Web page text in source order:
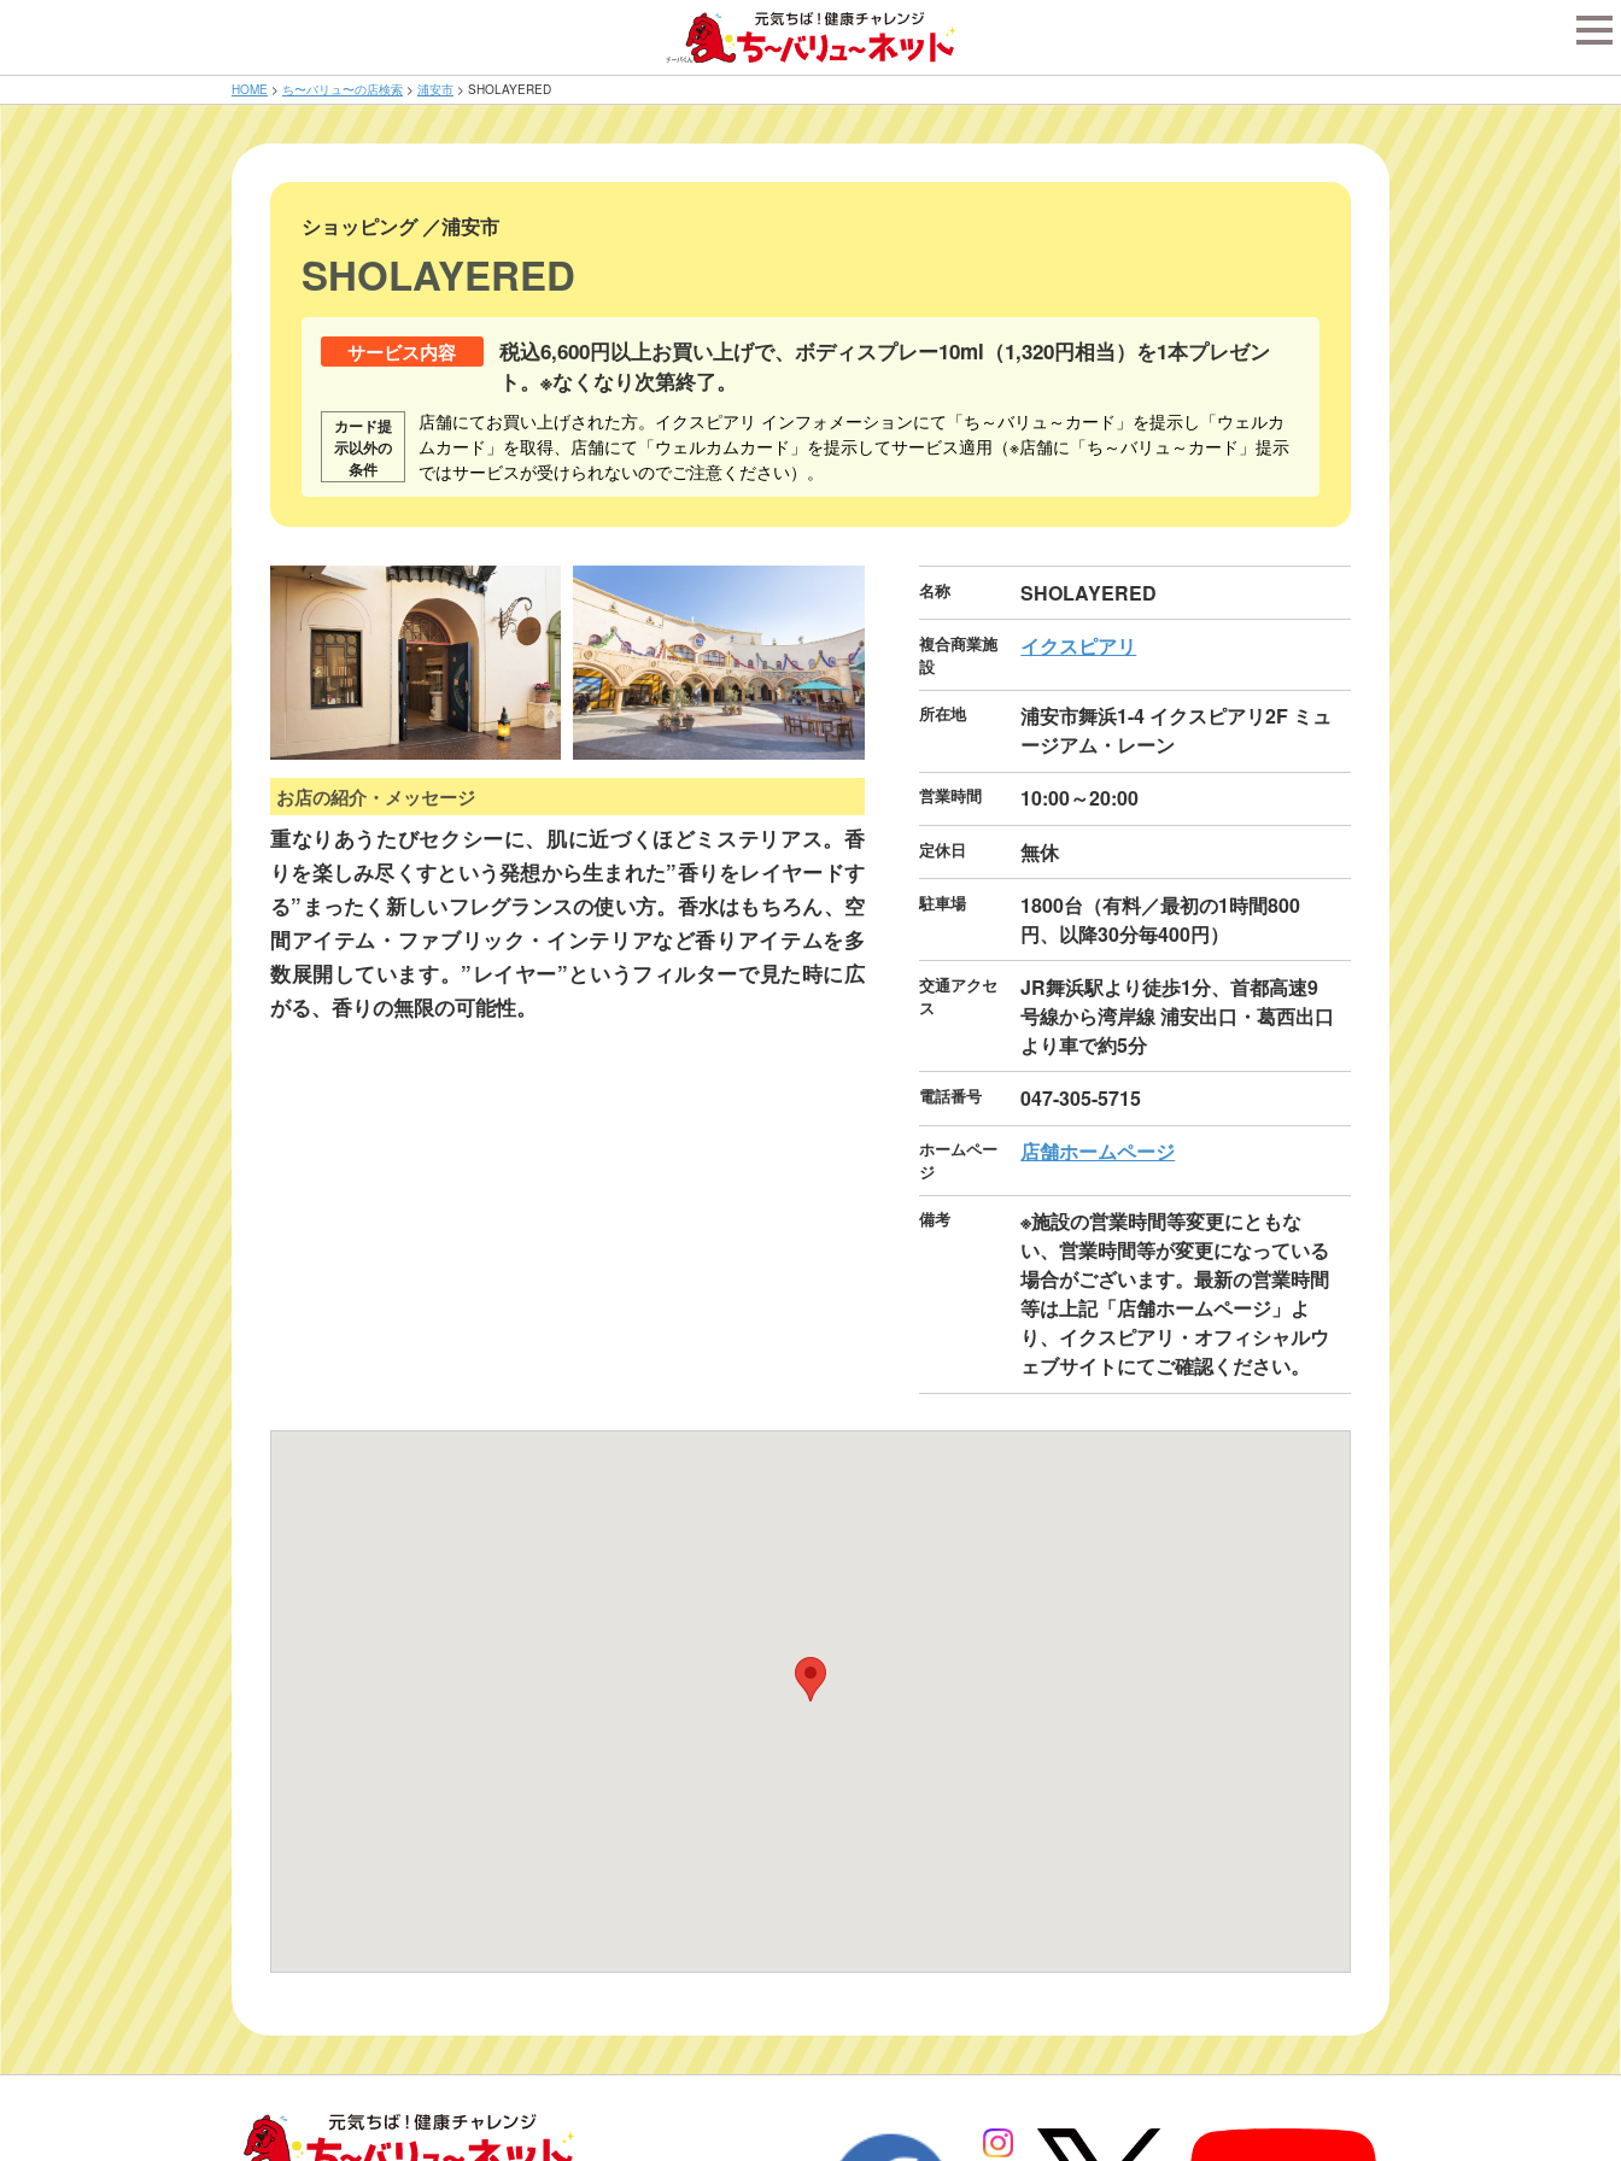
HOME > ち〜バリュ〜の店検索 > 浦安市 > SHOLAYERED
ショッピング ／浦安市
SHOLAYERED
サービス内容
税込6,600円以上お買い上げで、ボディスプレー10ml（1,320円相当）を1本プレゼン
ト。※なくなり次第終了。
カード提
示以外の
条件
店舗にてお買い上げされた方。イクスピアリ インフォメーションにて「ち～バリュ～カード」を提示し「ウェルカ
ムカード」を取得、店舗にて「ウェルカムカード」を提示してサービス適用（※店舗に「ち～バリュ～カード」提示
ではサービスが受けられないのでご注意ください）。
お店の紹介・メッセージ
重なりあうたびセクシーに、肌に近づくほどミステリアス。香
りを楽しみ尽くすという発想から生まれた”香りをレイヤードす
る”まったく新しいフレグランスの使い方。香水はもちろん、空
間アイテム・ファブリック・インテリアなど香りアイテムを多
数展開しています。”レイヤー”というフィルターで見た時に広
がる、香りの無限の可能性。
名称 SHOLAYERED
複合商業施
設
イクスピアリ
所在地
浦安市舞浜1-4 イクスピアリ2F ミュ
ージアム・レーン
営業時間 10:00～20:00
定休日 無休
駐車場
1800台（有料／最初の1時間800
円、以降30分毎400円）
交通アクセ
ス
JR舞浜駅より徒歩1分、首都高速9
号線から湾岸線 浦安出口・葛西出口
より車で約5分
電話番号 047-305-5715
ホームペー
ジ
店舗ホームページ
備考
※施設の営業時間等変更にともな
い、営業時間等が変更になっている
場合がございます。最新の営業時間
等は上記「店舗ホームページ」よ
り、イクスピアリ・オフィシャルウ
ェブサイトにてご確認ください。